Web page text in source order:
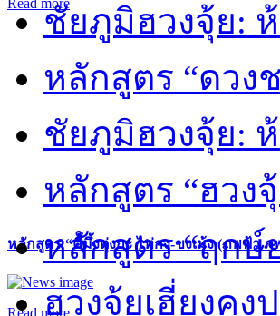
หลักสูตร “คี้มึ้งตุ่งกะ ไท่กง-ขงเม้ง (ภพฟ้า ภ
Read more
ชัยภูมิฮวงจุ้ย:
หลักสูตร “ดวง
ชัยภูมิฮวงจุ้ย:
หลักสูตร “ฮวง
หลักสูตร “ฤกษ์
ฮวงจุ้ยเฮี่ยงคง